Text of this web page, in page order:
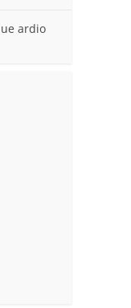
ardio